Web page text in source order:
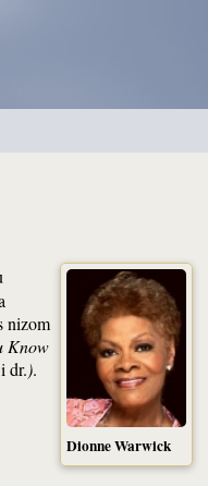
Dionne Warwick
nizom
Know
i dr.).